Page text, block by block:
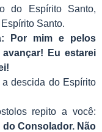
do Espírito Santo,
Santo.
Por mim e pelos
Eu estarei
descida do Espírito
repito a você:
do Consolador. Não